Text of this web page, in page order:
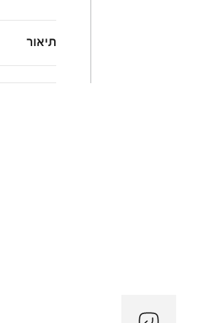
! אל תפספסו טרנדים חמים והצעות שוות.
תיאור